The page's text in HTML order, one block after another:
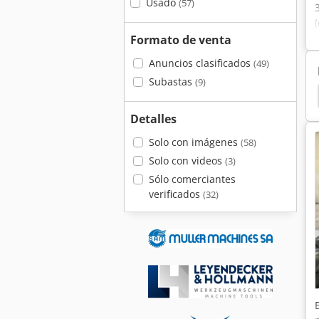
(57)
Formato de venta
Anuncios clasificados (49)
Subastas (9)
Detalles
Solo con imágenes (58)
Solo con videos (3)
Sólo comerciantes
verificados (32)